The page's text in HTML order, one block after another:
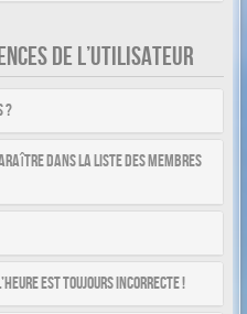
DE L’UTILISATEUR
?
dans la liste des membres
est toujours incorrecte !